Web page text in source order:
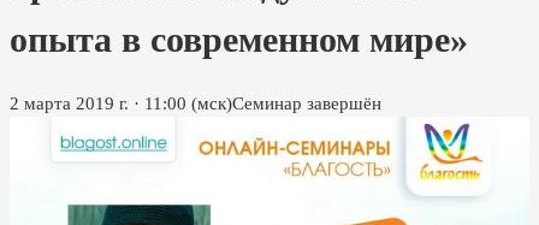
опыта в современном мире»
2 марта 2019 г. · 11:00 (мск)Семинар завершён